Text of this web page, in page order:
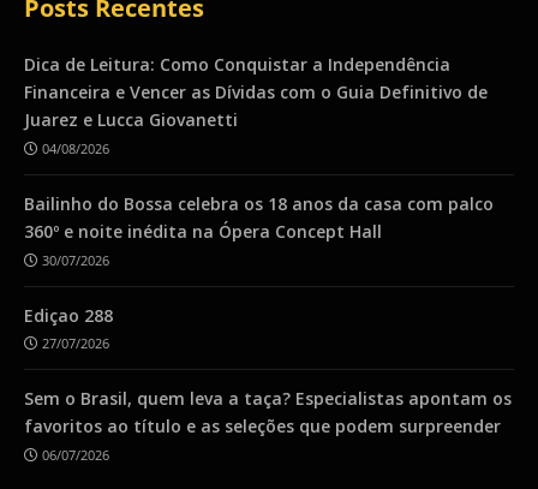
Posts Recentes
Dica de Leitura: Como Conquistar a Independência
Financeira e Vencer as Dívidas com o Guia Definitivo de
Juarez e Lucca Giovanetti
04/08/2026
Bailinho do Bossa celebra os 18 anos da casa com palco
360º e noite inédita na Ópera Concept Hall
30/07/2026
Ediçao 288
27/07/2026
Sem o Brasil, quem leva a taça? Especialistas apontam os
favoritos ao título e as seleções que podem surpreender
06/07/2026